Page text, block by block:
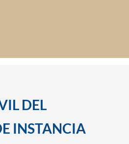
DEL
INSTANCIA